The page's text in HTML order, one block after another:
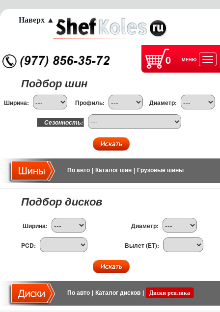
0 МЕНЮ
Подбор шин
Ширина: Профиль: Диаметр:
Сезонность:
По авто Каталог шин Грузовые шины
Подбор дисков
Ширина: Диаметр:
PCD: Вылет (ET):
По авто Каталог дисков Диски реплика
Наверх ▲